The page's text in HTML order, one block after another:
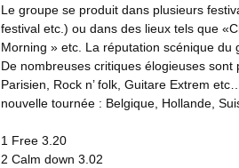
Le groupe se produit dans plusieurs
festival etc.) ou dans des lieux tels que
Morning » etc. La réputation scénique du
De nombreuses critiques élogieuses sont
Parisien, Rock n’ folk, Guitare Extrem
nouvelle tournée : Belgique, Hollande,
1 Free 3.20
2 Calm down 3.02